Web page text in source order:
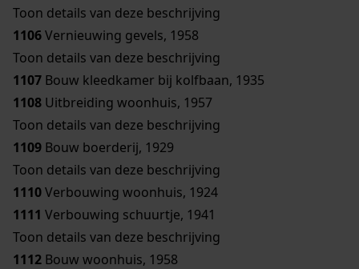
Toon details van deze beschrijving
1106Vernieuwing gevels, 1958
Toon details van deze beschrijving
1107 Bouw kleedkamer bij kolfbaan, 1935
1108 Uitbreiding woonhuis, 1957
Toon details van deze beschrijving
1109 Bouw boerderij, 1929
Toon details van deze beschrijving
1110Verbouwing woonhuis, 1924
1111 Verbouwing schuurtje, 1941
Toon details van deze beschrijving
1112 Bouw woonhuis, 1958